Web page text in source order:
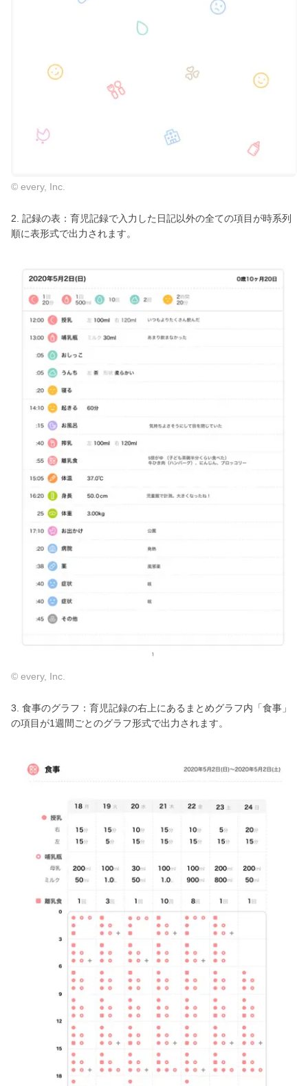
© every, Inc.
2. 記録の表：育児記録で入力した日記以外の全ての項目が時系列
順に表形式で出力されます。
© every, Inc.
3. 食事のグラフ：育児記録の右上にあるまとめグラフ内「食事」
の項目が1週間ごとのグラフ形式で出力されます。